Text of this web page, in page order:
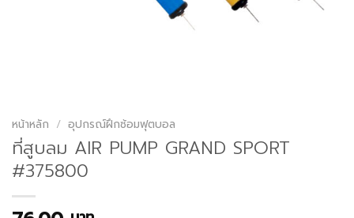
หน้าหลัก / อุปกรณ์ฝึกซ้อมฟุตบอล
ที่สูบลม AIR PUMP GRAND SPORT
#375800